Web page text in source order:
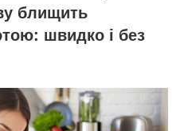
блищить
швидко і без